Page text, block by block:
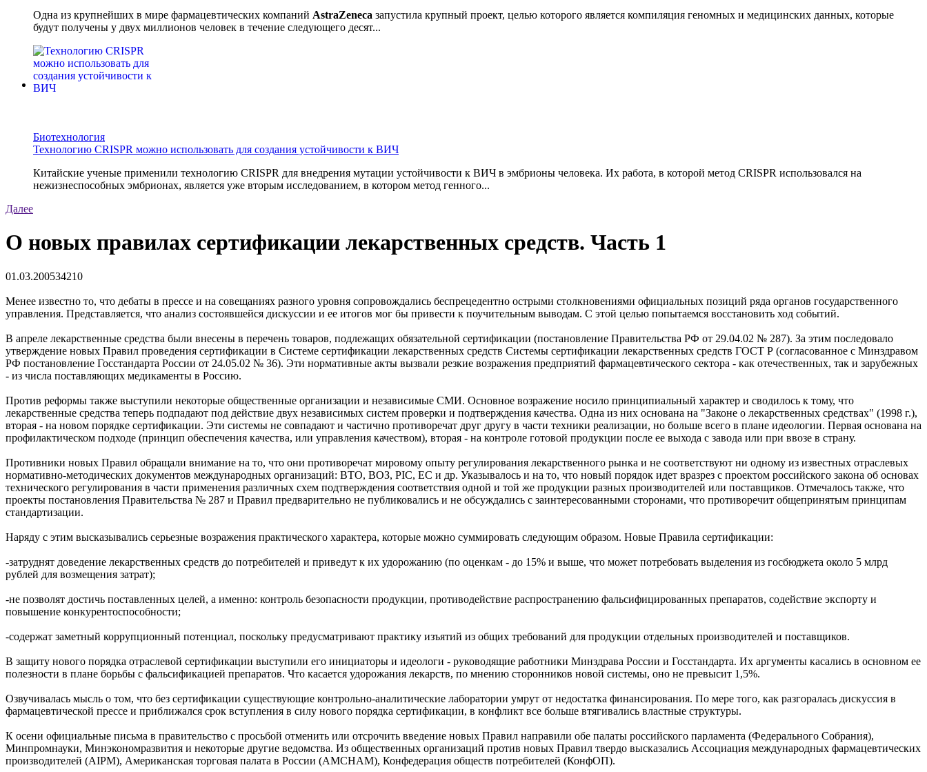
Одна из крупнейших в мире фармацевтических компаний AstraZeneca запустила крупный проект, целью которого является компиляция геномных и медицинских данных, которые
будут получены у двух миллионов человек в течение следующего десят...
Биотехнология
Технологию CRISPR можно использовать для создания устойчивости к ВИЧ
Китайские ученые применили технологию CRISPR для внедрения мутации устойчивости к ВИЧ в эмбрионы человека. Их работа, в которой метод CRISPR использовался на
нежизнеспособных эмбрионах, является уже вторым исследованием, в котором метод генного...
Далее
О новых правилах сертификации лекарственных средств. Часть 1
01.03.200534210
Менее известно то, что дебаты в прессе и на совещаниях разного уровня сопровождались беспрецедентно острыми столкновениями официальных позиций ряда органов государственного
управления. Представляется, что анализ состоявшейся дискуссии и ее итогов мог бы привести к поучительным выводам. С этой целью попытаемся восстановить ход событий.
В апреле лекарственные средства были внесены в перечень товаров, подлежащих обязательной сертификации (постановление Правительства РФ от 29.04.02 № 287). За этим последовало
утверждение новых Правил проведения сертификации в Системе сертификации лекарственных средств Системы сертификации лекарственных средств ГОСТ Р (согласованное с Минздравом
РФ постановление Госстандарта России от 24.05.02 № 36). Эти нормативные акты вызвали резкие возражения предприятий фармацевтического сектора - как отечественных, так и зарубежных
- из числа поставляющих медикаменты в Россию.
Против реформы также выступили некоторые общественные организации и независимые СМИ. Основное возражение носило принципиальный характер и сводилось к тому, что
лекарственные средства теперь подпадают под действие двух независимых систем проверки и подтверждения качества. Одна из них основана на "Законе о лекарственных средствах" (1998 г.),
вторая - на новом порядке сертификации. Эти системы не совпадают и частично противоречат друг другу в части техники реализации, но больше всего в плане идеологии. Первая основана на
профилактическом подходе (принцип обеспечения качества, или управления качеством), вторая - на контроле готовой продукции после ее выхода с завода или при ввозе в страну.
Противники новых Правил обращали внимание на то, что они противоречат мировому опыту регулирования лекарственного рынка и не соответствуют ни одному из известных отраслевых
нормативно-методических документов международных организаций: ВТО, ВОЗ, PIC, ЕС и др. Указывалось и на то, что новый порядок идет вразрез с проектом российского закона об основах
технического регулирования в части применения различных схем подтверждения соответствия одной и той же продукции разных производителей или поставщиков. Отмечалось также, что
проекты постановления Правительства № 287 и Правил предварительно не публиковались и не обсуждались с заинтересованными сторонами, что противоречит общепринятым принципам
стандартизации.
Наряду с этим высказывались серьезные возражения практического характера, которые можно суммировать следующим образом. Новые Правила сертификации:
-затруднят доведение лекарственных средств до потребителей и приведут к их удорожанию (по оценкам - до 15% и выше, что может потребовать выделения из госбюджета около 5 млрд
рублей для возмещения затрат);
-не позволят достичь поставленных целей, а именно: контроль безопасности продукции, противодействие распространению фальсифицированных препаратов, содействие экспорту и
повышение конкурентоспособности;
-содержат заметный коррупционный потенциал, поскольку предусматривают практику изъятий из общих требований для продукции отдельных производителей и поставщиков.
В защиту нового порядка отраслевой сертификации выступили его инициаторы и идеологи - руководящие работники Минздрава России и Госстандарта. Их аргументы касались в основном ее
полезности в плане борьбы с фальсификацией препаратов. Что касается удорожания лекарств, по мнению сторонников новой системы, оно не превысит 1,5%.
Озвучивалась мысль о том, что без сертификации существующие контрольно-аналитические лаборатории умрут от недостатка финансирования. По мере того, как разгоралась дискуссия в
фармацевтической прессе и приближался срок вступления в силу нового порядка сертификации, в конфликт все больше втягивались властные структуры.
К осени официальные письма в правительство с просьбой отменить или отсрочить введение новых Правил направили обе палаты российского парламента (Федерального Собрания),
Минпромнауки, Минэкономразвития и некоторые другие ведомства. Из общественных организаций против новых Правил твердо высказались Ассоциация международных фармацевтических
производителей (AIPM), Американская торговая палата в России (AMCHAM), Конфедерация обществ потребителей (КонфОП).